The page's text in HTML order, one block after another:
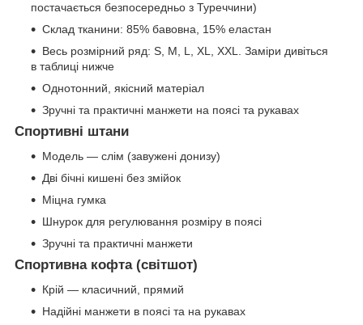
постачається безпосередньо з Туреччини)
Склад тканини: 85% бавовна, 15% еластан
Весь розмірний ряд: S, M, L, XL, XXL. Заміри дивіться
в таблиці нижче
Однотонний, якісний матеріал
Зручні та практичні манжети на поясі та рукавах
Спортивні штани
Модель — слім (завужені донизу)
Дві бічні кишені без змійок
Міцна гумка
Шнурок для регулювання розміру в поясі
Зручні та практичні манжети
Спортивна кофта (світшот)
Крій — класичний, прямий
Надійні манжети в поясі та на рукавах